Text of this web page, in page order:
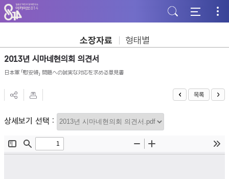
주
메
뉴
가
기
본
문
바
기
하
단
바
기
소장자료 형태별
2013년 시마네현의회 의견서
日本軍 「慰安婦」 問題への誠実な対応を求める意見書
목록
상세보기 선택 :